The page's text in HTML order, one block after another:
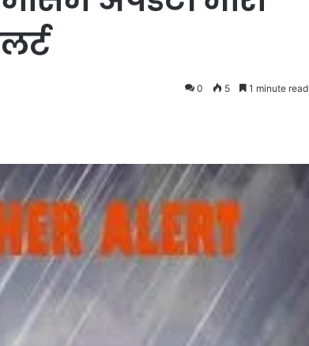
0 5 1 minute read